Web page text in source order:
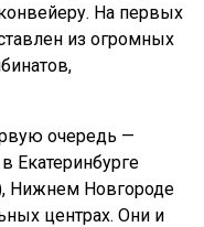
На первых
из огромных
очередь —
Екатеринбурге
Нижнем Новгороде
центрах. Они и